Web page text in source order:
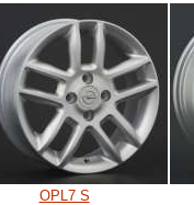
OPL7 S